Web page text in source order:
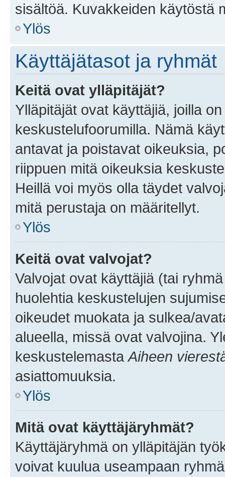
sisältöä. Kuvakkeiden käytöstä
Ylös
Käyttäjätasot ja ryhmät
Keitä ovat ylläpitäjät?
Ylläpitäjät ovat käyttäjiä, joilla
keskustelufoorumilla. Nämä
antavat ja poistavat oikeuksia,
riippuen mitä oikeuksia
Heillä voi myös olla täydet
mitä perustaja on määritellyt.
Ylös
Keitä ovat valvojat?
Valvojat ovat käyttäjiä (tai
huolehtia keskustelujen
oikeudet muokata ja sulkea/
alueella, missä ovat valvojina.
keskustelemasta Aiheen
asiattomuuksia.
Ylös
Mitä ovat käyttäjäryhmät?
Käyttäjäryhmä on ylläpitäjän
voivat kuulua useampaan